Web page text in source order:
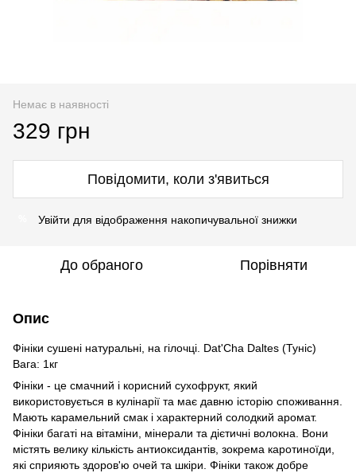
Немає в наявності
329 грн
Повідомити, коли з'явиться
Увійти для відображення накопичувальної знижки
До обраного Порівняти
Опис
Фініки сушені натуральні, на гілочці. Dat'Cha Daltes (Туніс)
Вага: 1кг
Фініки - це смачний і корисний сухофрукт, який
використовується в кулінарії та має давню історію споживання.
Мають карамельний смак і характерний солодкий аромат.
Фініки багаті на вітаміни, мінерали та дієтичні волокна. Вони
містять велику кількість антиоксидантів, зокрема каротиноїди,
які сприяють здоров'ю очей та шкіри. Фініки також добре